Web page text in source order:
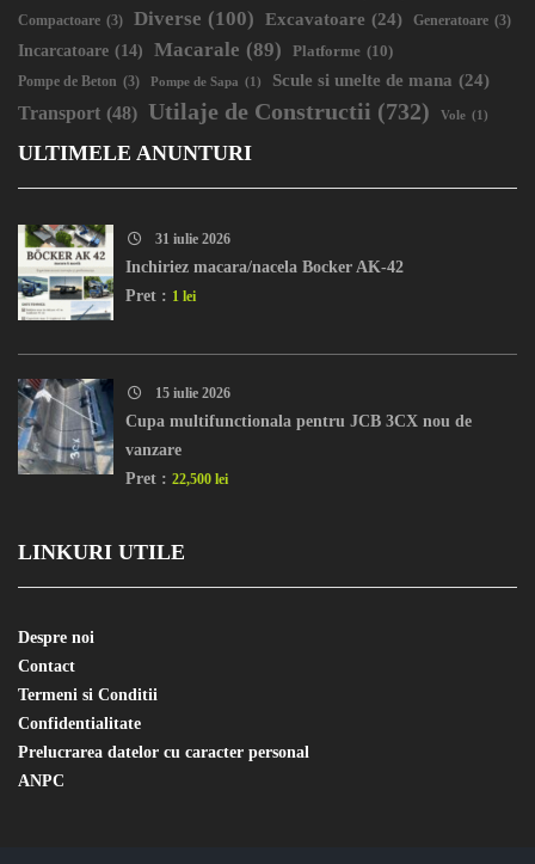
Compactoare (3) Diverse (100) Excavatoare (24) Generatoare (3)
Incarcatoare (14) Macarale (89) Platforme (10)
Pompe de Beton (3) Pompe de Sapa (1) Scule si unelte de mana (24)
Transport (48) Utilaje de Constructii (732) Vole (1)
ULTIMELE ANUNTURI
31 iulie 2026
Inchiriez macara/nacela Bocker AK-42
Pret : 1 lei
15 iulie 2026
Cupa multifunctionala pentru JCB 3CX nou de
vanzare
Pret : 22,500 lei
LINKURI UTILE
Despre noi
Contact
Termeni si Conditii
Confidentialitate
Prelucrarea datelor cu caracter personal
ANPC